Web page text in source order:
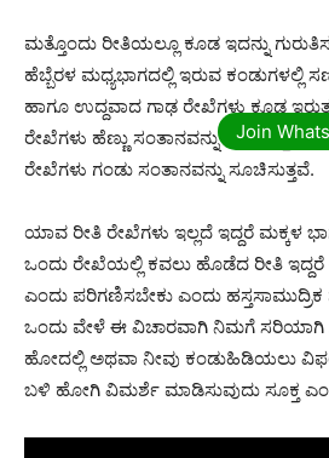
ಮತ್ತೊಂದು ರೀತಿಯಲ್ಲೂ ಕೂಡ ಇದನ್ನು
ಹೆಬ್ಬೆರಳ ಮಧ್ಯಭಾಗದಲ್ಲಿ ಇರುವ ಕಂಡುಗಳಲ್ಲಿ
ಹಾಗೂ ಉದ್ದವಾದ ಗಾಢ ರೇಖೆಗಳು ಕೂಡ
ರೇಖೆಗಳು ಹೆಣ್ಣು ಸಂತಾನವನ್ನು ಸೂಚಿಸುತ್ತದೆ
ರೇಖೆಗಳು ಗಂಡು ಸಂತಾನವನ್ನು ಸೂಚಿಸುತ್ತವೆ.
ಯಾವ ರೀತಿ ರೇಖೆಗಳು ಇಲ್ಲದೆ ಇದ್ದರೆ ಮಕ್ಕಳ
ಒಂದು ರೇಖೆಯಲ್ಲಿ ಕವಲು ಹೊಡೆದ ರೀತಿ
ಎಂದು ಪರಿಗಣಿಸಬೇಕು ಎಂದು ಹಸ್ತಸಾಮುದ್ರಿಕ
ಒಂದು ವೇಳೆ ಈ ವಿಚಾರವಾಗಿ ನಿಮಗೆ ಸರಿಯಾಗಿ
ಹೋದಲ್ಲಿ ಅಥವಾ ನೀವು ಕಂಡುಹಿಡಿಯಲು
ಬಳಿ ಹೋಗಿ ವಿಮರ್ಶೆ ಮಾಡಿಸುವುದು ಸೂಕ್ತ